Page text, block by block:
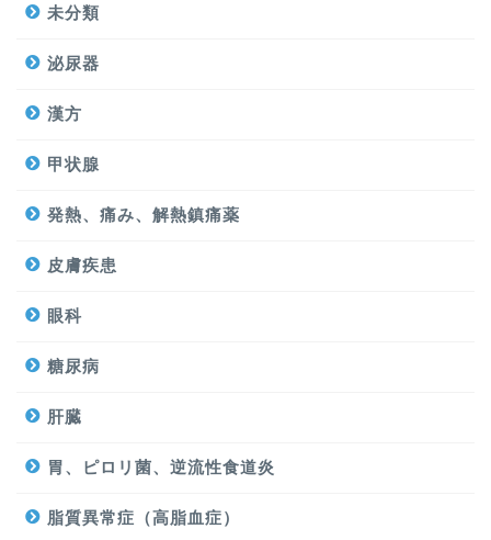
未分類
泌尿器
漢方
甲状腺
発熱、痛み、解熱鎮痛薬
皮膚疾患
眼科
糖尿病
肝臓
胃、ピロリ菌、逆流性食道炎
脂質異常症（高脂血症）